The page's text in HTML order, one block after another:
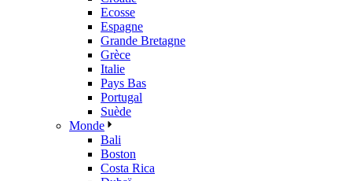
Ecosse
Espagne
Grande Bretagne
Grèce
Italie
Pays Bas
Portugal
Suède
Monde
Bali
Boston
Costa Rica